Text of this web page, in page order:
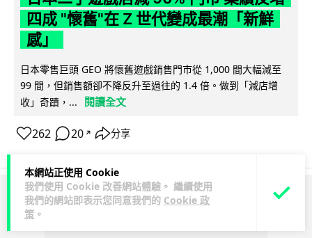
本網站正使用 Cookie
我們使用 Cookie 改善網站體驗。 繼續使用
我們的網站即表示您同意我們的 Cookie 政
策 。
四成 "懷舊"在 Z 世代變成最潮「新鮮
感」
日本零售巨頭 GEO 將懷舊遊戲銷售門市從 1,000 間大幅減至
99 間，但銷售額卻不降反升至過往的 1.4 倍。做到「減店增
收」奇蹟，...
閱讀全文
262 20 ↗ 分享
ADVERTISEMENT